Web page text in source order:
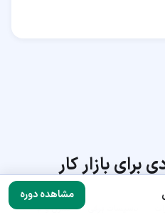
مشاهده دوره
برای بازار کار
کنترل و ابزار دقیق